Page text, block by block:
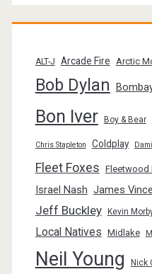
ALT-J Arcade Fire Arctic
Bob Dylan
Bon Iver Boy & Bear
Chris Stapleton Coldplay
Fleet Foxes Fleetwood
Israel Nash James
Jeff Buckley Kevin
Local Natives Midlake
Neil Young Nick